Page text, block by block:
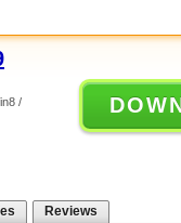
/
Reviews